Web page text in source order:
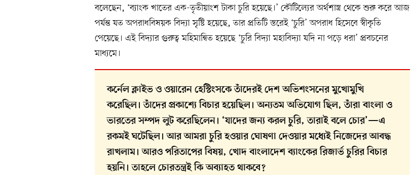
বলেছেন, ‘ব্যাংক খাতের এক-তৃতীয়াংশ টাকা চুরি হয়েছে।’ কৌটিল্যের অর্থশাস্ত্র থেকে শুরু করে আজ
পর্যন্ত যত অপরাধবিষয়ক বিদ্যা সৃষ্টি হয়েছে, তার প্রতিটি স্তরেই ‘চুরি’ অপরাধ হিসেবে স্বীকৃতি
পেয়েছে। এই বিদ্যার গুরুত্ব মহিমান্বিত হয়েছে ‘চুরি বিদ্যা মহাবিদ্যা যদি না পড়ে ধরা’ প্রবচনের
মাধ্যমে।
কর্নেল ক্লাইভ ও ওয়ারেন হেস্টিংসকে তাঁদেরই দেশ অভিশংসনের মুখোমুখি
করেছিল। তাঁদের প্রকাশ্যে বিচার হয়েছিল। অন্যতম অভিযোগ ছিল, তাঁরা বাংলা ও
ভারতের সম্পদ লুট করেছিলেন। ‘যাদের জন্য করল চুরি, তারাই বলে চোর’—এ
রকমই ঘটেছিল। আর আমরা চুরি হওয়ার ঘোষণা দেওয়ার মধ্যেই নিজেদের আবদ্ধ
রাখলাম। আরও পরিতাপের বিষয়, খোদ বাংলাদেশ ব্যাংকের রিজার্ভ চুরির বিচার
হয়নি। তাহলে চোরতন্ত্রই কি অব্যাহত থাকবে?